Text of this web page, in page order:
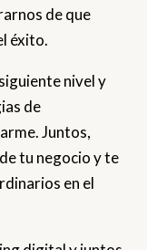
de que
éxito.
nivel y
de
Juntos,
tu negocio y te
en el